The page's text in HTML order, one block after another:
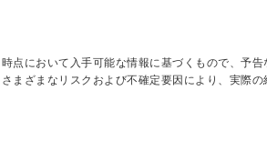
点において入手可能な情報に基づくもので、予
まざまなリスクおよび不確定要因により、実際